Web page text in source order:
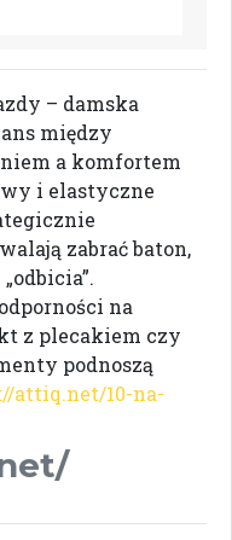
– damska
między
a komfortem
i elastyczne
zabrać baton,
na
z plecakiem czy
podnoszą
attiq.net/10-na-